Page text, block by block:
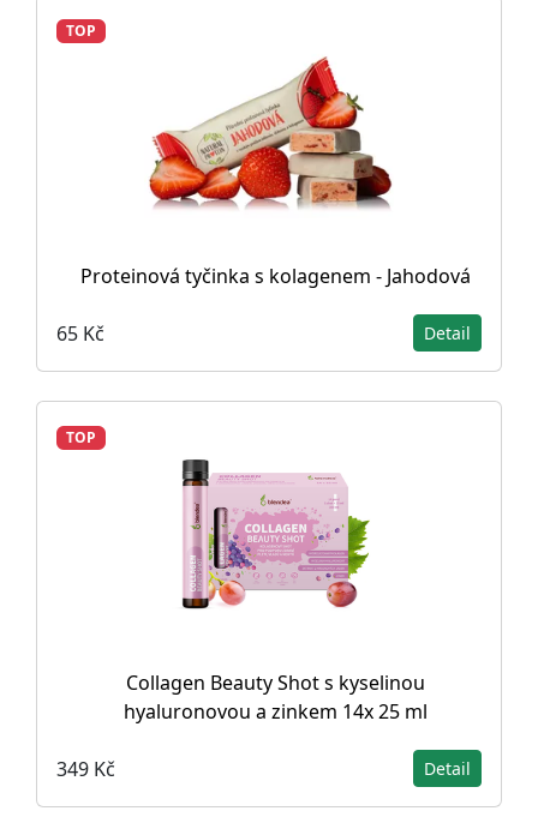
TOP
Proteinová tyčinka s kolagenem - Jahodová
65 Kč Detail
TOP
Collagen Beauty Shot s kyselinou
hyaluronovou a zinkem 14x 25 ml
349 Kč Detail